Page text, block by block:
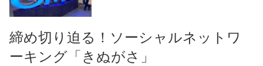
締め切り迫る！ソーシャルネットワ
ーキング「きぬがさ」